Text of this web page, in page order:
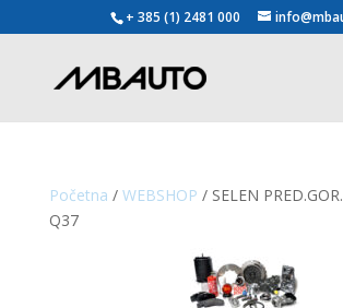
+ 385 (1) 2481 000
Početna / WEBSHOP / SELEN
Q37